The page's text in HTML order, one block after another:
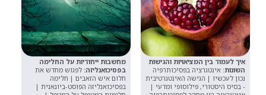
איך לעמוד בין המציאויות והגישות
השונות:אינטגרציה בפסיכותרפיה
נכון לעכשיו | הגישה האינטגרטיבית
- בסיס היסטורי, פילוסופי ומדעי |
מחשבות ייחודיות על החלימה
בפסיכואנליזה: לפגוש מחדש את
חלום איש הזאבים | חלימה
בפסיכואנליזה הפוסט-ביונאנית |